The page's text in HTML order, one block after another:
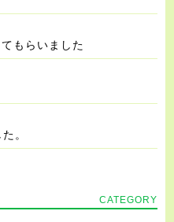
もらいました
。
CATEGORY